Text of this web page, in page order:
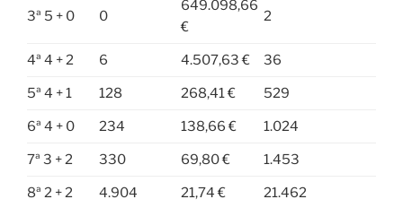
3ª 5 + 0 0
649.098,66
€
2
4ª 4 + 2 6 4.507,63 € 36
5ª 4 + 1 128 268,41 € 529
6ª 4 + 0 234 138,66 € 1.024
7ª 3 + 2 330 69,80 € 1.453
8ª 2 + 2 4.904 21,74 € 21.462